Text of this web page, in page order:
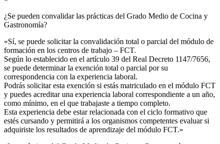
¿Se pueden convalidar las prácticas del Grado Medio de Cocina y
Gastronomía?​
«Sí, se puede solicitar la convalidación total o parcial del módulo de
formación en los centros de trabajo – FCT.
Según lo establecido en el artículo 39 del Real Decreto 1147/7656,
se puede determinar la exención total o parcial por su
correspondencia con la experiencia laboral.
Podrás solicitar esta exención si estás matriculado en el módulo FCT
y puedes acreditar una experiencia laboral correspondiente a un año,
como mínimo, en el que trabajaste a tiempo completo.
Esta experiencia debe estar relacionada con el ciclo formativo que
estés cursando y permitirá a los organismos competentes evaluar si
adquiriste los resultados de aprendizaje del módulo FCT.»